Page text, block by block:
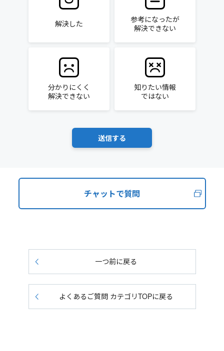
解決した
参考になったが
解決できない
分かりにくく
解決できない
知りたい情報
ではない
チャットで質問
一つ前に戻る
よくあるご質問 カテゴリTOPに戻る